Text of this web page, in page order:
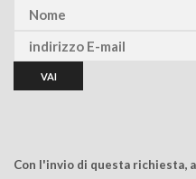
Con l'invio di questa richiesta,